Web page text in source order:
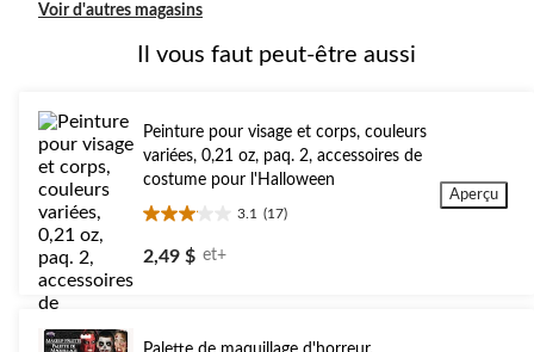
Voir d'autres magasins
Il vous faut peut-être aussi
Peinture pour visage et corps, couleurs
variées, 0,21 oz, paq. 2, accessoires de
costume pour l'Halloween
3.1 (17)
3.1
étoile(s)
sur
2,49 $ et+
Aperçu